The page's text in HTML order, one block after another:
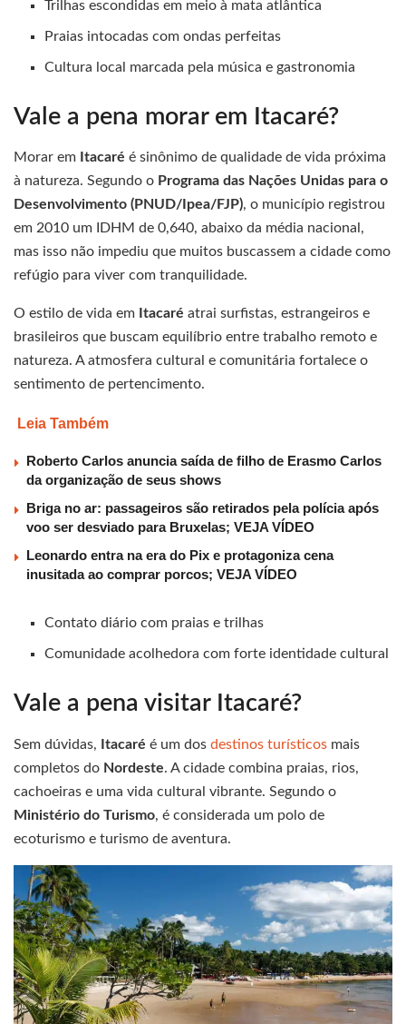
Trilhas escondidas em meio à mata atlântica
Praias intocadas com ondas perfeitas
Cultura local marcada pela música e gastronomia
Vale a pena morar em Itacaré?
Morar em Itacaré é sinônimo de qualidade de vida próxima
à natureza. Segundo o Programa das Nações Unidas para o
Desenvolvimento (PNUD/Ipea/FJP), o município registrou
em 2010 um IDHM de 0,640, abaixo da média nacional,
mas isso não impediu que muitos buscassem a cidade como
refúgio para viver com tranquilidade.
O estilo de vida em Itacaré atrai surfistas, estrangeiros e
brasileiros que buscam equilíbrio entre trabalho remoto e
natureza. A atmosfera cultural e comunitária fortalece o
sentimento de pertencimento.
Leia Também
Roberto Carlos anuncia saída de filho de Erasmo Carlos
da organização de seus shows
Briga no ar: passageiros são retirados pela polícia após
voo ser desviado para Bruxelas; VEJA VÍDEO
Leonardo entra na era do Pix e protagoniza cena
inusitada ao comprar porcos; VEJA VÍDEO
Contato diário com praias e trilhas
Comunidade acolhedora com forte identidade cultural
Vale a pena visitar Itacaré?
Sem dúvidas, Itacaré é um dos destinos turísticos mais
completos do Nordeste. A cidade combina praias, rios,
cachoeiras e uma vida cultural vibrante. Segundo o
Ministério do Turismo, é considerada um polo de
ecoturismo e turismo de aventura.